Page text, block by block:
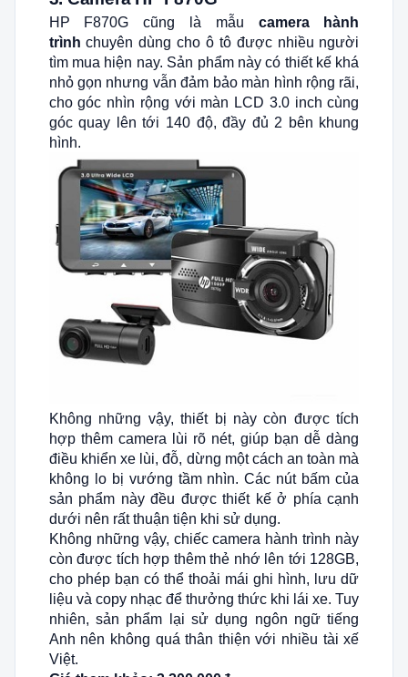
HP F870G cũng là mẫu camera hành
trình chuyên dùng cho ô tô được nhiều người
tìm mua hiện nay. Sản phẩm này có thiết kế khá
nhỏ gọn nhưng vẫn đảm bảo màn hình rộng rãi,
cho góc nhìn rộng với màn LCD 3.0 inch cùng
góc quay lên tới 140 độ, đầy đủ 2 bên khung
hình.
Không những vậy, thiết bị này còn được tích
hợp thêm camera lùi rõ nét, giúp bạn dễ dàng
điều khiển xe lùi, đỗ, dừng một cách an toàn mà
không lo bị vướng tầm nhìn. Các nút bấm của
sản phẩm này đều được thiết kế ở phía cạnh
dưới nên rất thuận tiện khi sử dụng.
Không những vậy, chiếc camera hành trình này
còn được tích hợp thêm thẻ nhớ lên tới 128GB,
cho phép bạn có thể thoải mái ghi hình, lưu dữ
liệu và copy nhạc để thưởng thức khi lái xe. Tuy
nhiên, sản phẩm lại sử dụng ngôn ngữ tiếng
Anh nên không quá thân thiện với nhiều tài xế
Việt.